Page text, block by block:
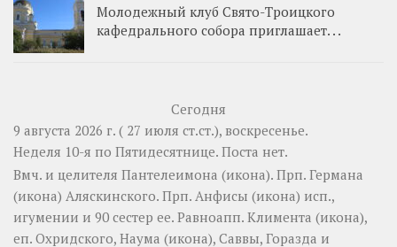
Молодежный клуб Свято-Троицкого
кафедрального собора приглашает. . .
Сегодня
9 августа 2026 г. ( 27 июля ст.ст.), воскресенье.
Неделя 10-я по Пятидесятнице. Поста нет.
Вмч. и целителя Пантелеимона (икона). Прп. Германа
(икона) Аляскинского. Прп. Анфисы (икона) исп.,
игумении и 90 сестер ее. Равноапп. Климента (икона),
еп. Охридского, Наума (икона), Саввы, Горазда и